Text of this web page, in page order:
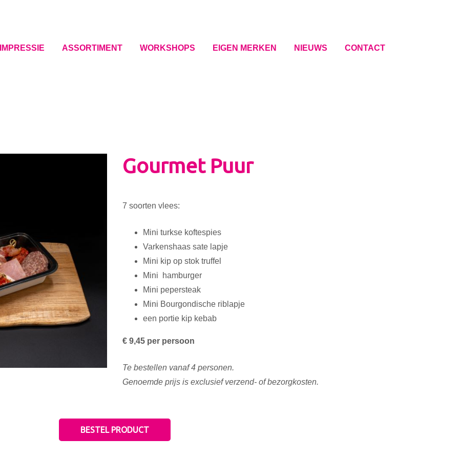
IMPRESSIE ASSORTIMENT WORKSHOPS EIGEN MERKEN NIEUWS CONTACT
Gourmet Puur
7 soorten vlees:
Mini turkse koftespies
Varkenshaas sate lapje
Mini kip op stok truffel
Mini
hamburger
Mini pepersteak
Mini Bourgondische riblapje
een portie kip kebab
€ 9,45 per persoon
Te bestellen vanaf 4 personen.
Genoemde prijs is exclusief verzend- of bezorgkosten.
BESTEL PRODUCT